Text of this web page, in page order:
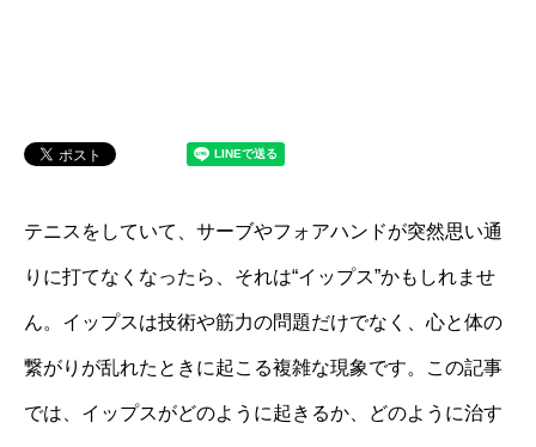
テニスをしていて、サーブやフォアハンドが突然思い通
りに打てなくなったら、それは“イップス”かもしれませ
ん。イップスは技術や筋力の問題だけでなく、心と体の
繋がりが乱れたときに起こる複雑な現象です。この記事
では、イップスがどのように起きるか、どのように治す